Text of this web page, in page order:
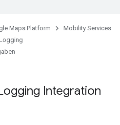
Maps Platform
Mobility Services
Integration